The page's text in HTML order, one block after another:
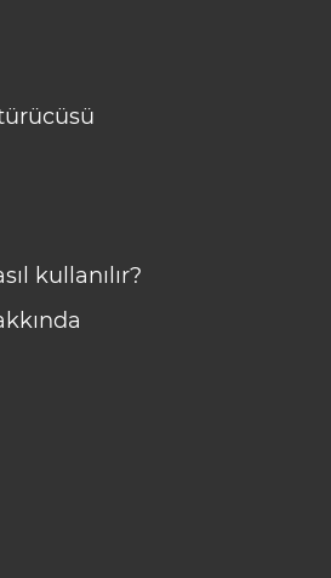
kullanılır?